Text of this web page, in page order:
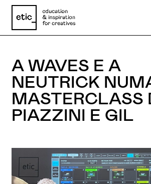
Nome
Email
A WAVES E A
NEUTRICK
MASTERCLASS
PIAZZINI E GIL